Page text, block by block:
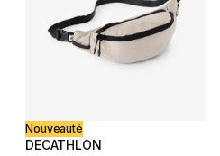
Nouveauté
DECATHLON